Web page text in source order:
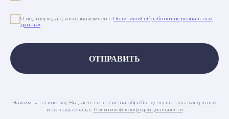
Я подтверждаю, что ознакомлен с Политикой обработки персональных
данных
ОТПРАВИТЬ
Нажимая на кнопку, Вы даёте согласие на обработку персональных данных
и соглашаетесь c Политикой конфиденциальности